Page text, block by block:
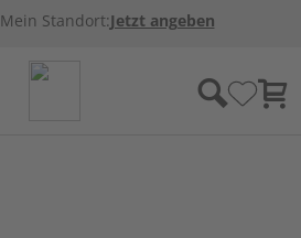
Mein Standort:Jetzt angeben